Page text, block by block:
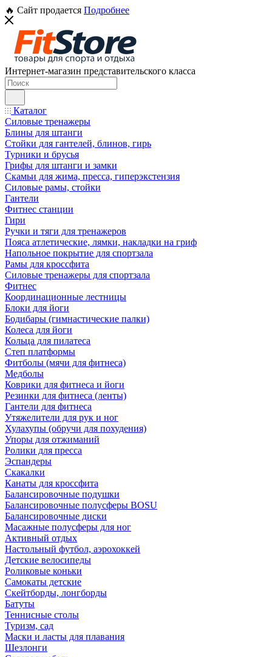
🔥 Сайт продается Подробнее
Интернет-магазин представительского класса
Каталог
Силовые тренажеры
Блины для штанги
Стойки для гантелей, блинов, гирь
Турники и брусья
Грифы для штанги и замки
Скамьи для жима, пресса, гиперэкстензия
Силовые рамы, стойки
Гантели
Фитнес станции
Гири
Ручки и тяги для тренажеров
Пояса атлетические, лямки, накладки на гриф
Напольное покрытие для спортзала
Рамы для кроссфита
Силовые тренажеры для спортзала
Фитнес
Координационные лестницы
Блоки для йоги
Бодибары (гимнастические палки)
Колеса для йоги
Кольца для пилатеса
Степ платформы
Фитболы (мячи для фитнеса)
Медболы
Коврики для фитнеса и йоги
Резинки для фитнеса (ленты)
Гантели для фитнеса
Утяжелители для рук и ног
Хулахупы (обручи для похудения)
Упоры для отжиманий
Ролики для пресса
Эспандеры
Скакалки
Канаты для кроссфита
Балансировочные подушки
Балансировочные полусферы BOSU
Балансировочные диски
Масажные полусферы для ног
Активный отдых
Настольный футбол, аэрохоккей
Детские велосипеды
Роликовые коньки
Самокаты детские
Скейтборды, лонгборды
Батуты
Теннисные столы
Туризм, сад
Маски и ласты для плавания
Шезлонги